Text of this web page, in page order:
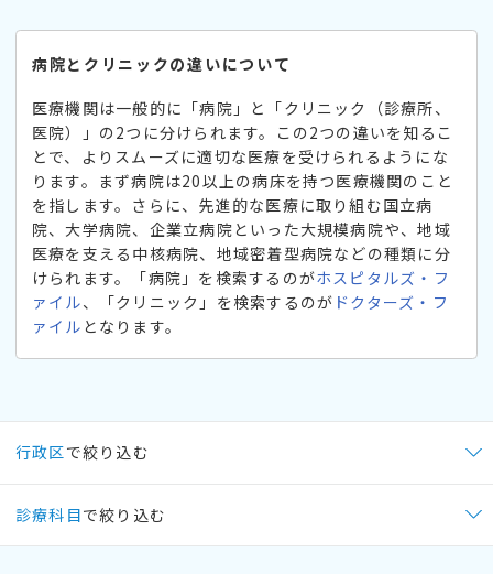
病院とクリニックの違いについて
医療機関は一般的に「病院」と「クリニック（診療所、
医院）」の2つに分けられます。この2つの違いを知るこ
とで、よりスムーズに適切な医療を受けられるようにな
ります。まず病院は20以上の病床を持つ医療機関のこと
を指します。さらに、先進的な医療に取り組む国立病
院、大学病院、企業立病院といった大規模病院や、地域
医療を支える中核病院、地域密着型病院などの種類に分
けられます。「病院」を検索するのがホスピタルズ・フ
ァイル、「クリニック」を検索するのが ドクターズ・フ
ァイル となります。
行政区で絞り込む
診療科目で絞り込む